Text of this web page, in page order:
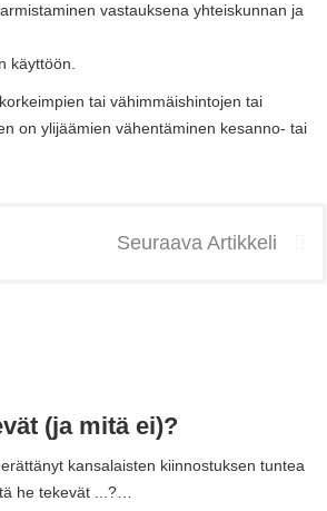
vastauksena yhteiskunnan ja
käyttöön.
tai vähimmäishintojen tai
on ylijäämien vähentäminen kesanno- tai
Seuraava Artikkeli
(ja mitä ei)?
kansalaisten kiinnostuksen tuntea
he tekevät ...?…